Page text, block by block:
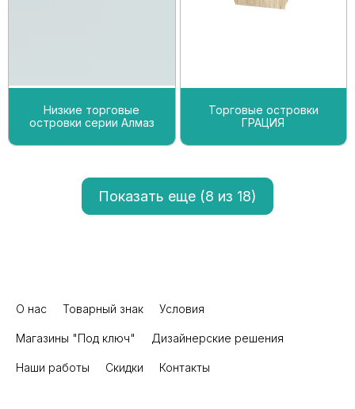
Низкие торговые
островки серии Алмаз
Торговые островки
ГРАЦИЯ
Показать еще (8 из 18)
О нас Товарный знак Условия
Магазины "Под ключ" Дизайнерские решения
Наши работы Скидки Контакты